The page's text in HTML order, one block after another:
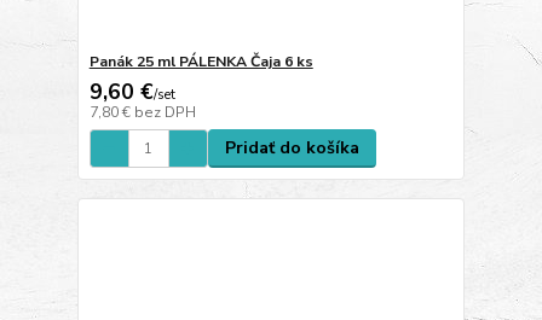
Panák 25 ml PÁLENKA Čaja 6 ks
9,60 €/set
7,80 € bez DPH
Pridať do košíka